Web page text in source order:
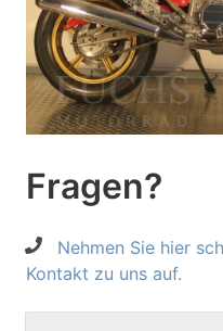
Fragen?
Nehmen Sie hier
Kontakt zu uns auf.